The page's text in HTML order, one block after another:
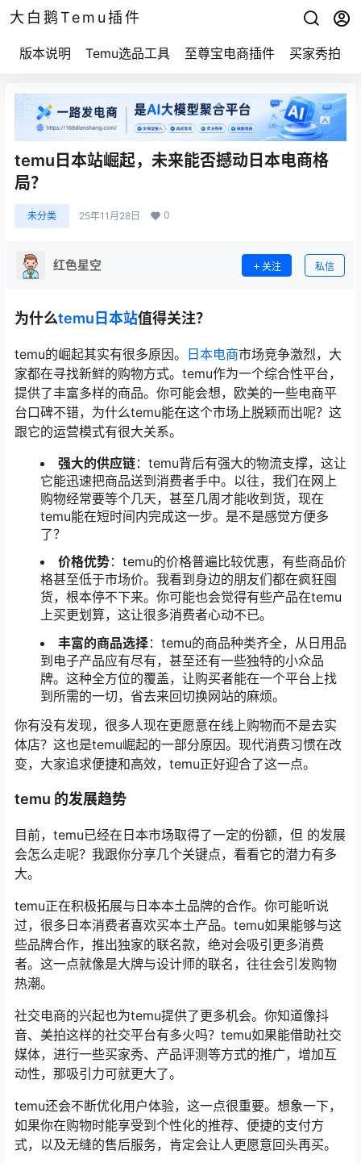
大白鹅Temu插件
版本说明 Temu选品工具 至尊宝电商插件 买家秀拍摄
temu日本站崛起，未来能否撼动日本电商格
局？
未分类 25年11月28日 0
红色星空 关注 私信
为什么temu日本站值得关注？
temu的崛起其实有很多原因。 日本电商市场竞争激烈，大
家都在寻找新鲜的购物方式。temu作为一个综合性平台，
提供了丰富多样的商品。你可能会想，欧美的一些电商平
台口碑不错，为什么temu能在这个市场上脱颖而出呢？这
跟它的运营模式有很大关系。
强大的供应链：temu背后有强大的物流支撑，这让
它能迅速把商品送到消费者手中。以往，我们在网上
购物经常要等个几天，甚至几周才能收到货，现在
temu能在短时间内完成这一步。是不是感觉方便多
了？
价格优势：temu的价格普遍比较优惠，有些商品价
格甚至低于市场价。我看到身边的朋友们都在疯狂囤
货，根本停不下来。你可能也会觉得有些产品在temu
上买更划算，这让很多消费者心动不已。
丰富的商品选择：temu的商品种类齐全，从日用品
到电子产品应有尽有，甚至还有一些独特的小众品
牌。这种全方位的覆盖，让购买者能在一个平台上找
到所需的一切，省去来回切换网站的麻烦。
你有没有发现，很多人现在更愿意在线上购物而不是去实
体店？这也是temu崛起的一部分原因。现代消费习惯在改
变，大家追求便捷和高效，temu正好迎合了这一点。
temu 的发展趋势
目前，temu已经在日本市场取得了一定的份额，但 的发展
会怎么走呢？我跟你分享几个关键点，看看它的潜力有多
大。
temu正在积极拓展与日本本土品牌的合作。你可能听说
过，很多日本消费者喜欢买本土产品。temu如果能够与这
些品牌合作，推出独家的联名款，绝对会吸引更多消费
者。这一点就像是大牌与设计师的联名，往往会引发购物
热潮。
社交电商的兴起也为temu提供了更多机会。你知道像抖
音、美拍这样的社交平台有多火吗？temu如果能借助社交
媒体，进行一些买家秀、产品评测等方式的推广，增加互
动性，那吸引力可就更大了。
temu还会不断优化用户体验，这一点很重要。想象一下，
如果你在购物时能享受到个性化的推荐、便捷的支付方
式，以及无缝的售后服务，肯定会让人更愿意回头再买。